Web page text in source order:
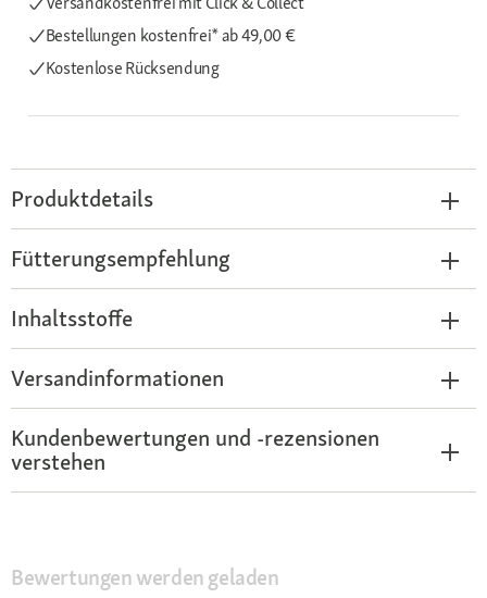
Bestellungen kostenfrei*ab 49,00 €
Kostenlose Rücksendung
Produktdetails
Fütterungsempfehlung
Inhaltsstoffe
Versandinformationen
Kundenbewertungen und -rezensionen
verstehen
Bewertungen werden geladen